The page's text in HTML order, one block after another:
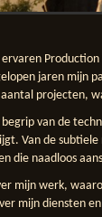
jaren mijn
projecten,
van de
Van de
die naadloos
mijn werk,
mijn diensten